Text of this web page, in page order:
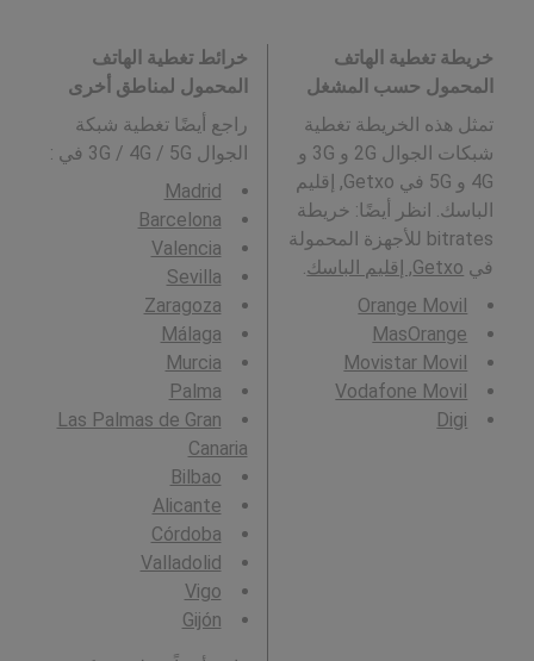
خريطة تغطية الهاتف
المحمول حسب المشغل
تمثل هذه الخريطة تغطية
شبكات الجوال 2G و 3G و
4G و 5G في Getxo, إقليم
الباسك. انظر أيضًا: خريطة
bitrates للأجهزة المحمولة
في Getxo, إقليم الباسك
Orange Movil
MasOrange
Movistar Movil
Vodafone Movil
Digi
خرائط تغطية الهاتف
المحمول لمناطق أخرى
راجع أيضًا تغطية شبكة
الجوال 3G / 4G / 5G في
:
Madrid
Barcelona
Valencia
Sevilla
Zaragoza
Málaga
Murcia
Palma
Las Palmas de Gran
Canaria
Bilbao
Alicante
Córdoba
Valladolid
Vigo
Gijón